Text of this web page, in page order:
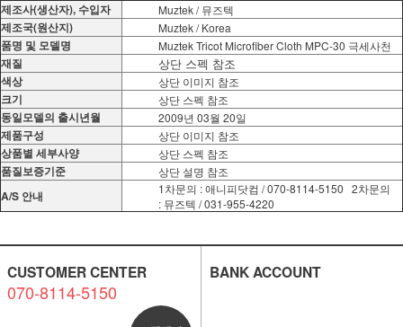
제조사(생산자), 수입자 Muztek / 뮤즈텍
제조국(원산지) Muztek / Korea
품명 및 모델명 Muztek Tricot Microfiber Cloth MPC-30 극세사천
재질 상단 스펙 참조
색상 상단 이미지 참조
크기 상단 스펙 참조
동일모델의 출시년월 2009년 03월 20일
제품구성 상단 이미지 참조
상품별 세부사양 상단 스펙 참조
품질보증기준 상단 설명 참조
A/S 안내
1차문의 : 애니피닷컴 / 070-8114-5150 2차문의
: 뮤즈텍 / 031-955-4220
CUSTOMER CENTER
070-8114-5150
BANK ACCOUNT